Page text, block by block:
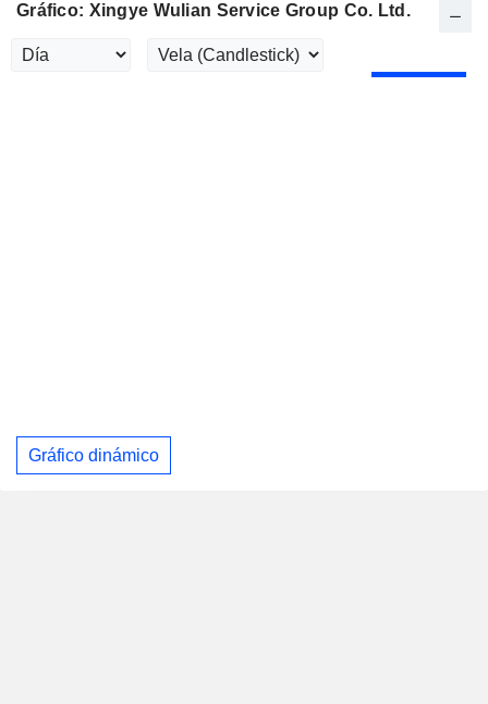
Gráfico: Xingye Wulian Service Group Co. Ltd.
Gráfico dinámico